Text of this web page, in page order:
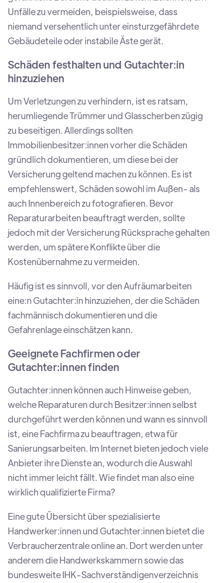
Unfälle zu vermeiden, beispielsweise, dass
niemand versehentlich unter einsturzgefährdete
Gebäudeteile oder instabile Äste gerät.
Schäden festhalten und Gutachter:in
hinzuziehen
Um Verletzungen zu verhindern, ist es ratsam,
herumliegende Trümmer und Glasscherben zügig
zu beseitigen. Allerdings sollten
Immobilienbesitzer:innen vorher die Schäden
gründlich dokumentieren, um diese bei der
Versicherung geltend machen zu können. Es ist
empfehlenswert, Schäden sowohl im Außen- als
auch Innenbereich zu fotografieren. Bevor
Reparaturarbeiten beauftragt werden, sollte
jedoch mit der Versicherung Rücksprache gehalten
werden, um spätere Konflikte über die
Kostenübernahme zu vermeiden.
Häufig ist es sinnvoll, vor den Aufräumarbeiten
eine:n Gutachter:in hinzuziehen, der die Schäden
fachmännisch dokumentieren und die
Gefahrenlage einschätzen kann.
Geeignete Fachfirmen oder
Gutachter:innen finden
Gutachter:innen können auch Hinweise geben,
welche Reparaturen durch Besitzer:innen selbst
durchgeführt werden können und wann es sinnvoll
ist, eine Fachfirma zu beauftragen, etwa für
Sanierungsarbeiten. Im Internet bieten jedoch viele
Anbieter ihre Dienste an, wodurch die Auswahl
nicht immer leicht fällt. Wie findet man also eine
wirklich qualifizierte Firma?
Eine gute Übersicht über spezialisierte
Handwerker:innen und Gutachter:innen bietet die
Verbraucherzentrale online an. Dort werden unter
anderem die Handwerkskammern sowie das
bundesweite IHK-Sachverständigenverzeichnis